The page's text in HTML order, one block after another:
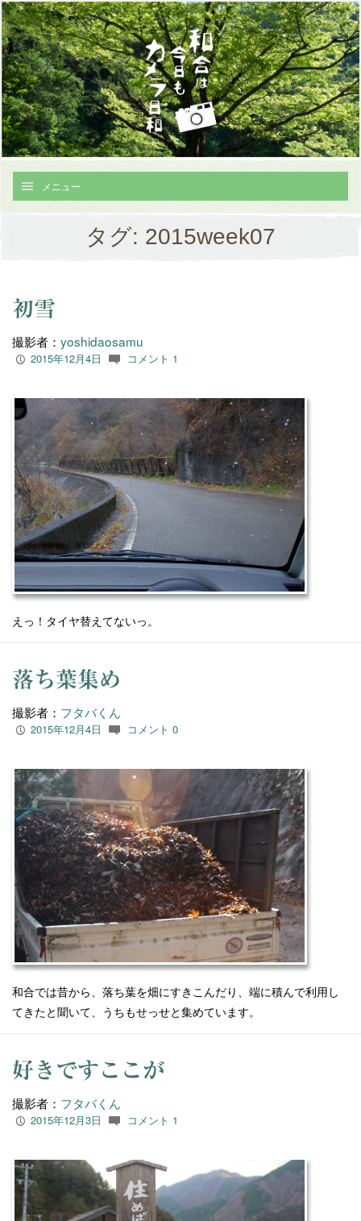
メニュー
タグ: 2015week07
初雪
撮影者： yoshidaosamu
P 2015年12月4日 c コメント 1
えっ！タイヤ替えてないっ。
落ち葉集め
撮影者： フタバくん
P 2015年12月4日 c コメント 0
和合では昔から、落ち葉を畑にすきこんだり、 端に積んで利用し
てきたと聞いて、うちもせっせと集めています。
好きですここが
撮影者： フタバくん
P 2015年12月3日 c コメント 1